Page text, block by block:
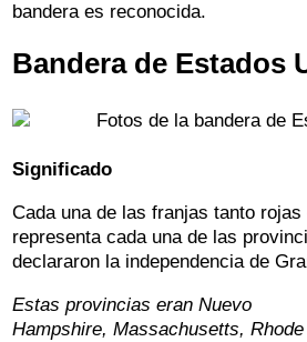
bandera es reconocida.
Bandera de Estados
Significado
Cada una de las franjas tanto
representa cada una de las
declararon la independencia de
Estas provincias eran Nuevo
Hampshire, Massachusetts, Rhode